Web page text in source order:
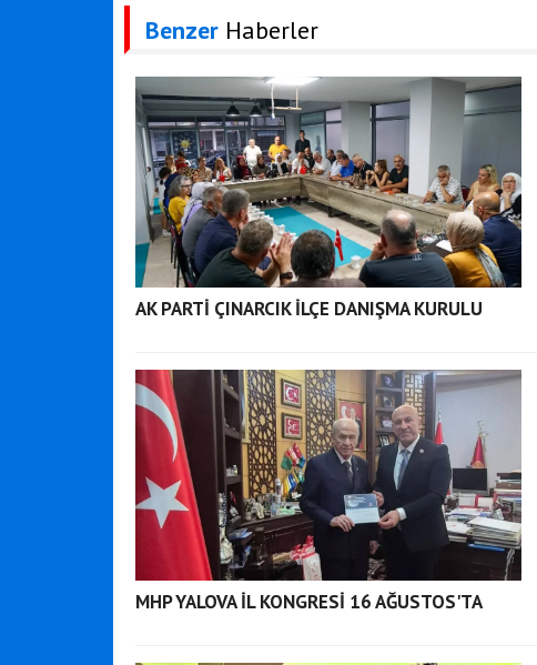
Benzer Haberler
AK PARTİ ÇINARCIK İLÇE DANIŞMA KURULU
MHP YALOVA İL KONGRESİ 16 AĞUSTOS'TA